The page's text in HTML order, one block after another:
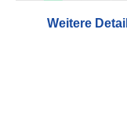
Weitere